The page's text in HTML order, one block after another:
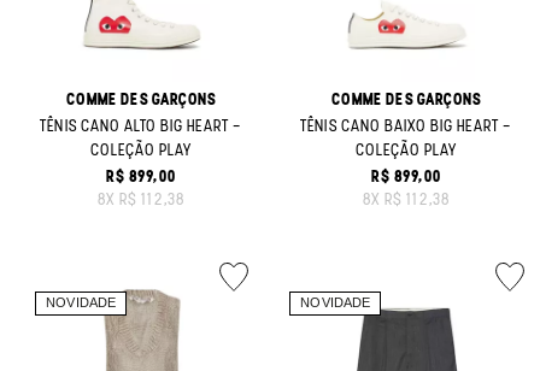
COMME DES GARÇONS
TÊNIS CANO ALTO BIG HEART -
COLEÇÃO PLAY
ORIGINAL PRICE:
R$ 899,00
8X R$ 112,38
COMME DES GARÇONS
TÊNIS CANO BAIXO BIG HEART -
COLEÇÃO PLAY
ORIGINAL PRICE:
R$ 899,00
8X R$ 112,38